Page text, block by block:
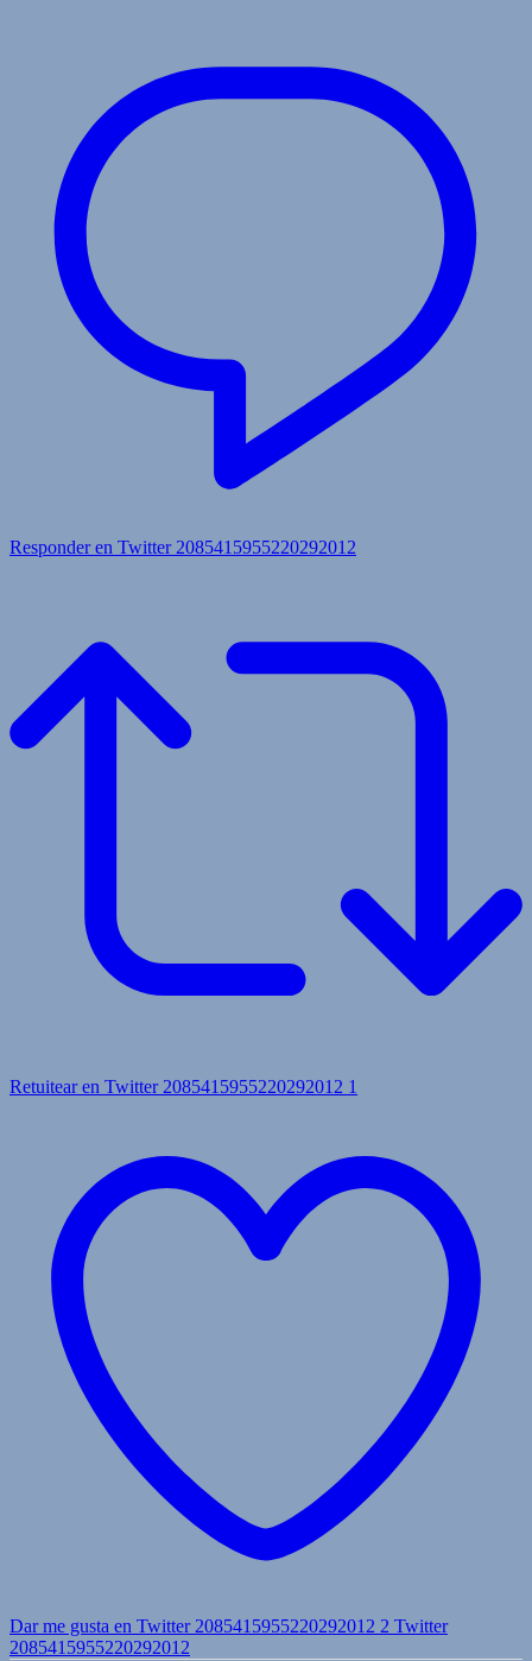
Responder en Twitter 2085415955220292012
Retuitear en Twitter 2085415955220292012 1
Dar me gusta en Twitter 2085415955220292012 2 Twitter
2085415955220292012